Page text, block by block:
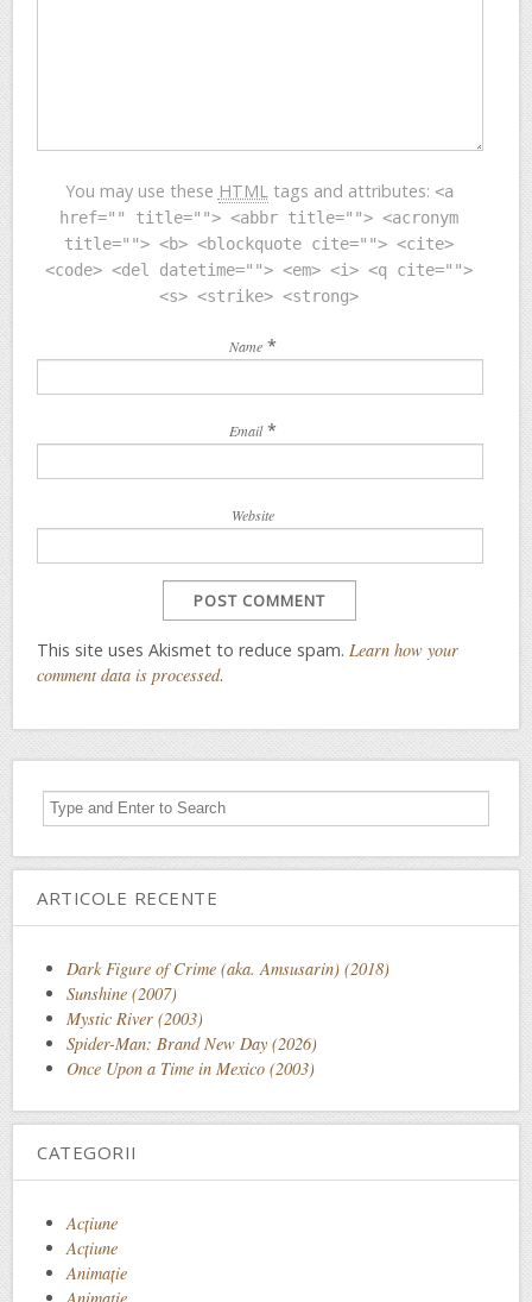
You may use these HTMLtags and attributes: <a
href="" title=""> <abbr title=""> <acronym
title=""> <b> <blockquote cite=""> <cite>
<code> <del datetime=""> <em> <i> <q cite="">
<s> <strike> <strong>
Name *
Email *
Website
This site uses Akismet to reduce spam. Learn how your
comment data is processed.
ARTICOLE RECENTE
Dark Figure of Crime (aka. Amsusarin) (2018)
Sunshine (2007)
Mystic River (2003)
Spider-Man: Brand New Day (2026)
Once Upon a Time in Mexico (2003)
CATEGORII
Acţiune
Acțiune
Animaţie
Animație